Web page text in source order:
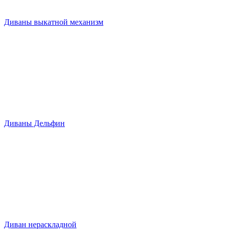
Диваны выкатной механизм
Диваны Дельфин
Диван нераскладной